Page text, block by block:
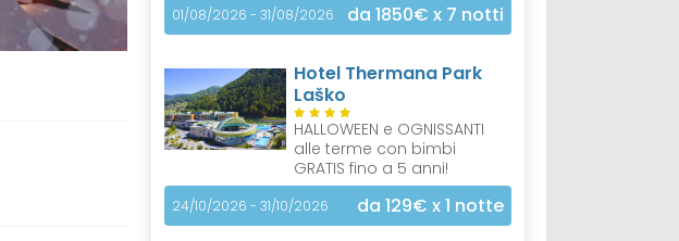
01/08/2026 - 31/08/2026 da 1850€ x 7 notti
Hotel Thermana Park
Laško
HALLOWEEN e OGNISSANTI
alle terme con bimbi
GRATIS fino a 5 anni!
24/10/2026 - 31/10/2026 da 129€ x 1 notte